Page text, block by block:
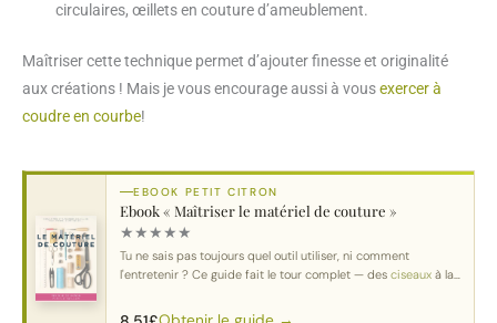
circulaires, œillets en couture d’ameublement.
Maîtriser cette technique permet d’ajouter finesse et originalité
aux créations ! Mais je vous encourage aussi à vousexercer à
coudre en courbe!
EBOOK PETIT CITRON
Ebook « Maîtriser le matériel de couture »
★★★★★
Tu ne sais pas toujours quel outil utiliser, ni comment
l'entretenir ? Ce guide fait le tour complet — des ciseaux à la